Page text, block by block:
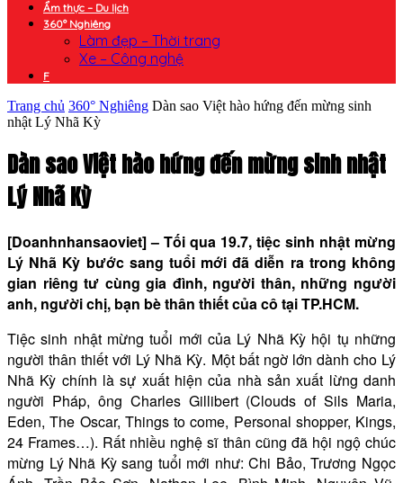
Ẩm thực – Du lịch
360° Nghiêng
Làm đẹp – Thời trang
Xe – Công nghệ
F
Trang chủ 360° Nghiêng Dàn sao Việt hào hứng đến mừng sinh
nhật Lý Nhã Kỳ
Dàn sao Việt hào hứng đến mừng sinh nhật
Lý Nhã Kỳ
[Doanhnhansaoviet] – Tối qua 19.7, tiệc sinh nhật mừng
Lý Nhã Kỳ bước sang tuổi mới đã diễn ra trong không
gian riêng tư cùng gia đình, người thân, những người
anh, người chị, bạn bè thân thiết của cô tại TP.HCM.
Tiệc sinh nhật mừng tuổi mới của Lý Nhã Kỳ hội tụ những
người thân thiết với Lý Nhã Kỳ. Một bất ngờ lớn dành cho Lý
Nhã Kỳ chính là sự xuất hiện của nhà sản xuất lừng danh
người Pháp, ông Charles Gillibert (Clouds of Sils Maria,
Eden, The Oscar, Things to come, Personal shopper, Kings,
24 Frames…). Rất nhiều nghệ sĩ thân cũng đã hội ngộ chúc
mừng Lý Nhã Kỳ sang tuổi mới như: Chi Bảo, Trương Ngọc